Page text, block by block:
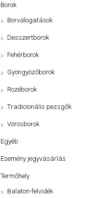
Borok
Borválogatások
Desszertborok
Fehérborok
Gyöngyözőborok
Rozéborok
Tradicionális pezsgők
Vörösborok
Egyéb
Esemény jegyvásárlás
Termőhely
Balaton-felvidék